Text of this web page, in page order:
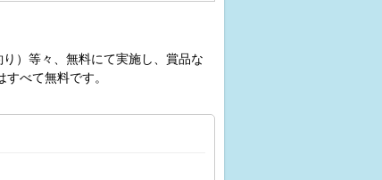
）等々、無料にて実施し、賞品な
べて無料です。